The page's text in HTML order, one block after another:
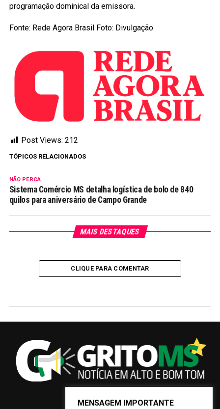
programação dominical da emissora.
Fonte: Rede Agora Brasil Foto: Divulgação
Post Views: 212
TÓPICOS RELACIONADOS
NÃO PERCA
Sistema Comércio MS detalha logística de bolo de 840
quilos para aniversário de Campo Grande
MAIS DESTAQUES
CLIQUE PARA COMENTAR
MENSAGEM IMPORTANTE